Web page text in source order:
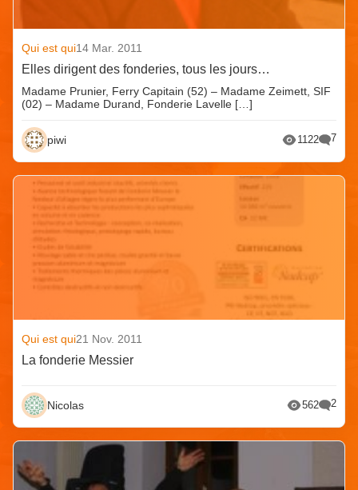
Qui est qui14 Mar. 2011
Elles dirigent des fonderies, tous les jours…
Madame Prunier, Ferry Capitain (52) – Madame Zeimett, SIF
(02) – Madame Durand, Fonderie Lavelle […]
piwi 1122 7
Qui est qui21 Nov. 2011
La fonderie Messier
Nicolas 562 2